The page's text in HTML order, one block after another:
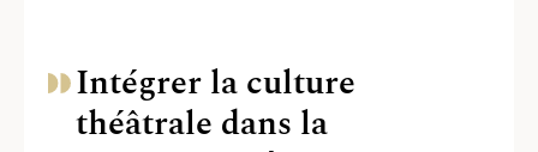
Intégrer la culture
théâtrale dans la